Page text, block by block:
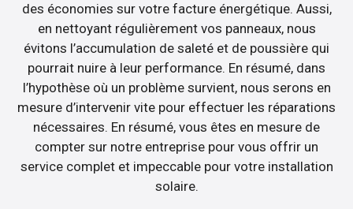
des économies sur votre facture énergétique. Aussi,
en nettoyant régulièrement vos panneaux, nous
évitons l’accumulation de saleté et de poussière qui
pourrait nuire à leur performance. En résumé, dans
l’hypothèse où un problème survient, nous serons en
mesure d’intervenir vite pour effectuer les réparations
nécessaires. En résumé, vous êtes en mesure de
compter sur notre entreprise pour vous offrir un
service complet et impeccable pour votre installation
solaire.